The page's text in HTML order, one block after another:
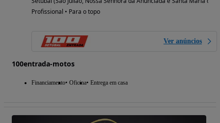
Profissional • Para o topo
Ver anúncios
100entrada-motos
Financiamento Oficina Entrega em casa